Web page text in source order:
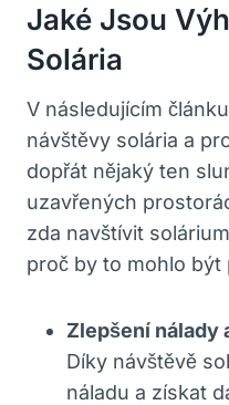
Jaké⁢ Jsou​
Solária
V následujícím
návštěvy solária a
⁣dopřát ⁢nějaký ten‍
uzavřených⁢
zda navštívit
proč by ​to mohlo být‍
Zlepšení nálady
Díky návštěvě
náladu a získat